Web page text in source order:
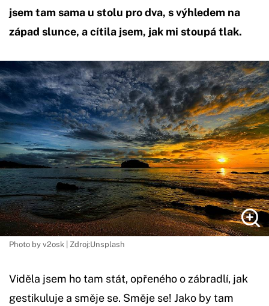
jsem tam sama u stolu pro dva, s výhledem na
západ slunce, a cítila jsem, jak mi stoupá tlak.
Photo by v2osk | Zdroj:Unsplash
Viděla jsem ho tam stát, opřeného o zábradlí, jak
gestikuluje a směje se. Směje se! Jako by tam